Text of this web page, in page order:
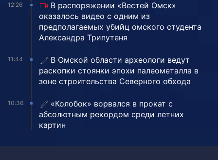
12:26
В распоряжении «Вестей Омск»
оказалось видео с одним из
предполагаемых убийц омского студента
Александра Трипутеня
11:44
В Омской области археологи ведут
раскопки стоянки эпохи палеометалла в
зоне строительства Северного обхода
10:36
«Колобок» ворвался в прокат с
абсолютным рекордом среди летних
картин